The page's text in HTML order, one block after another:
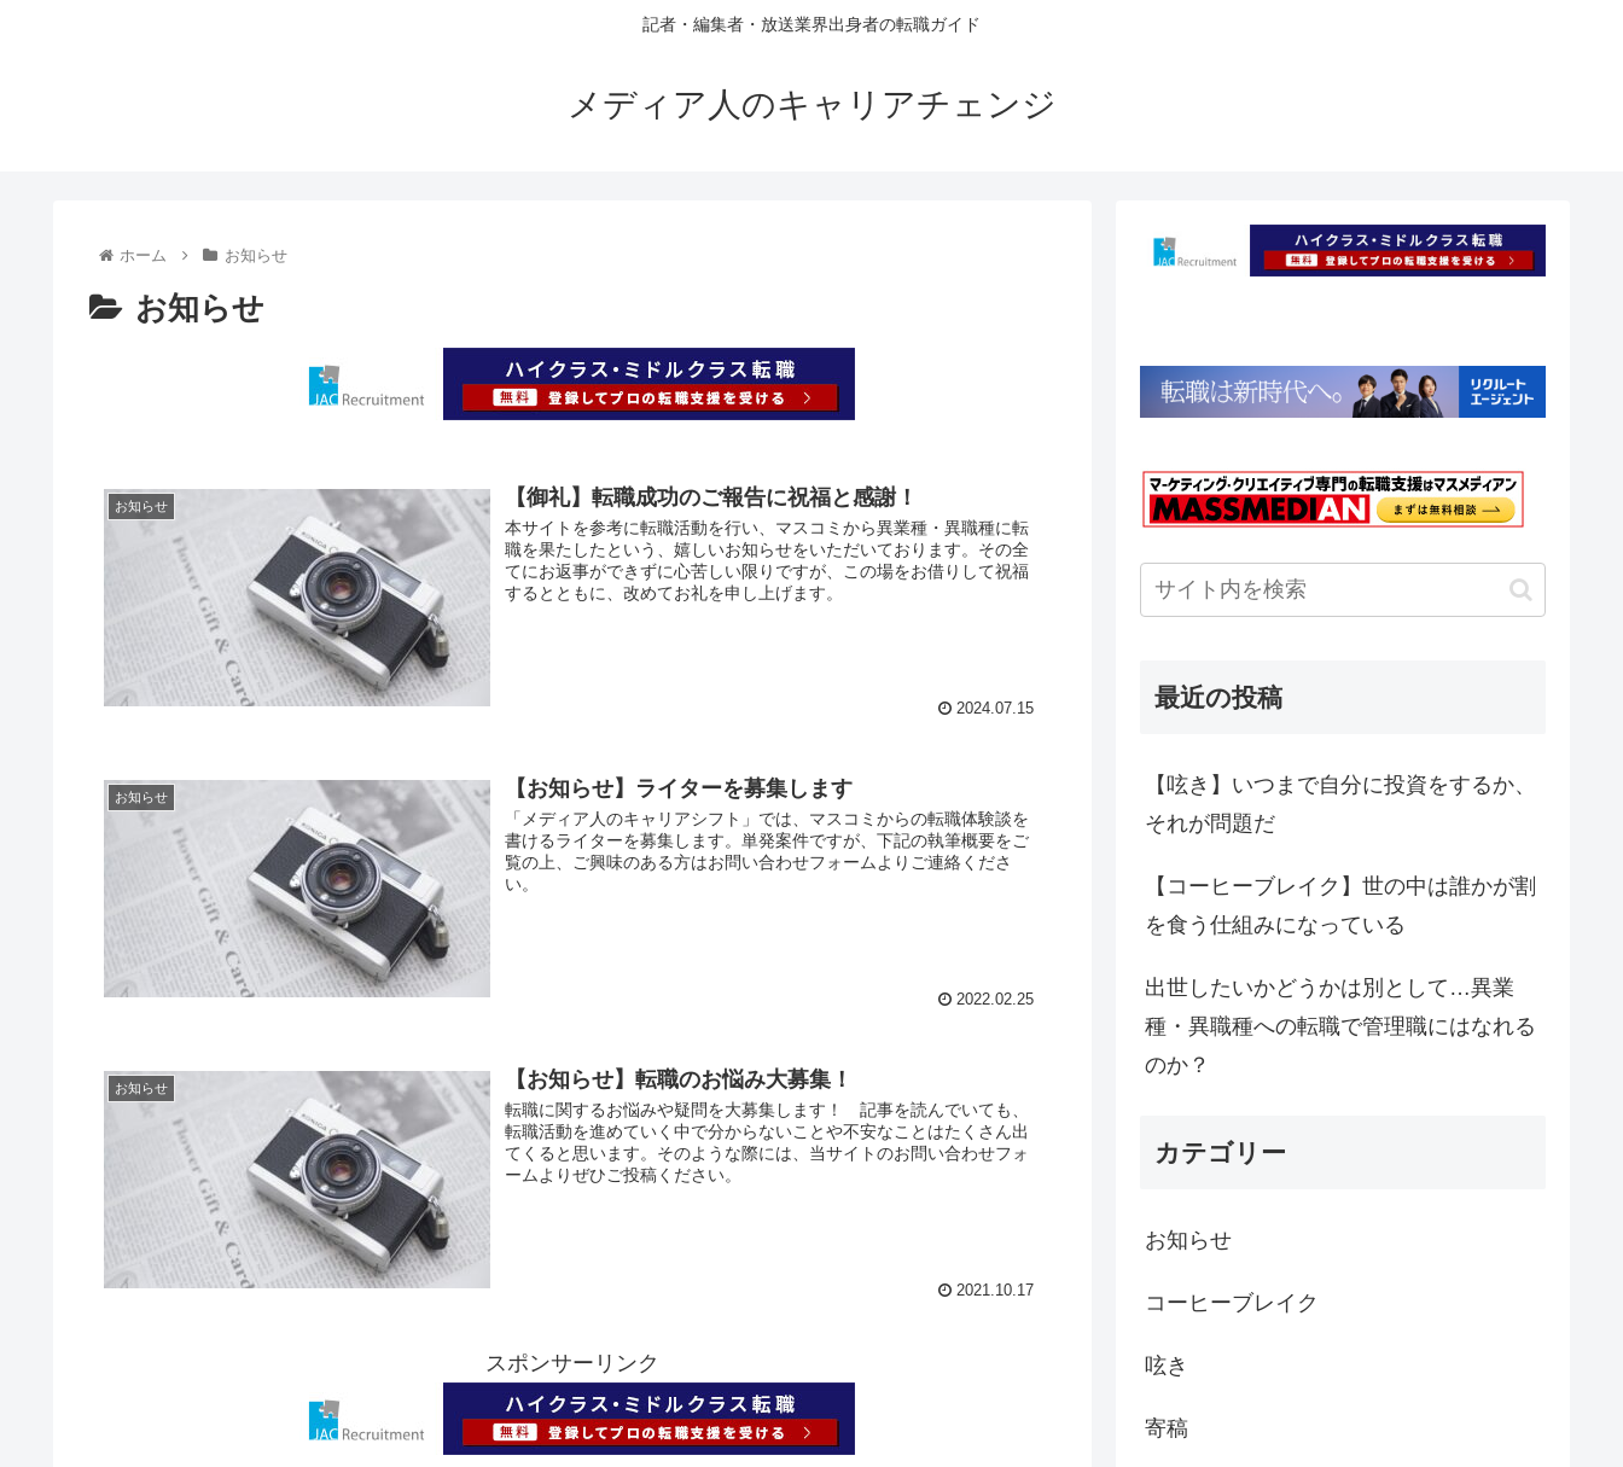
記者・編集者・放送業界出身者の転職ガイド
メディア人のキャリアチェンジ
ホーム お知らせ
お知らせ
お知らせ 【御礼】転職成功のご報告に祝福と感謝！
本サイトを参考に転職活動を行い、マスコミから異業種・異職種に転
職を果たしたという、嬉しいお知らせをいただいております。その全
てにお返事ができずに心苦しい限りですが、この場をお借りして祝福
するとともに、改めてお礼を申し上げます。
2024.07.15
お知らせ 【お知らせ】ライターを募集します
「メディア人のキャリアシフト」では、マスコミからの転職体験談を
書けるライターを募集します。単発案件ですが、下記の執筆概要をご
覧の上、ご興味のある方はお問い合わせフォームよりご連絡くださ
い。
2022.02.25
お知らせ 【お知らせ】転職のお悩み大募集！
転職に関するお悩みや疑問を大募集します！ 記事を読んでいても、
転職活動を進めていく中で分からないことや不安なことはたくさん出
てくると思います。そのような際には、当サイトのお問い合わせフォ
ームよりぜひご投稿ください。
2021.10.17
スポンサーリンク
最近の投稿
【呟き】いつまで自分に投資をするか、
それが問題だ
【コーヒーブレイク】世の中は誰かが割
を食う仕組みになっている
出世したいかどうかは別として…異業
種・異職種への転職で管理職にはなれる
のか？
カテゴリー
お知らせ
コーヒーブレイク
呟き
寄稿